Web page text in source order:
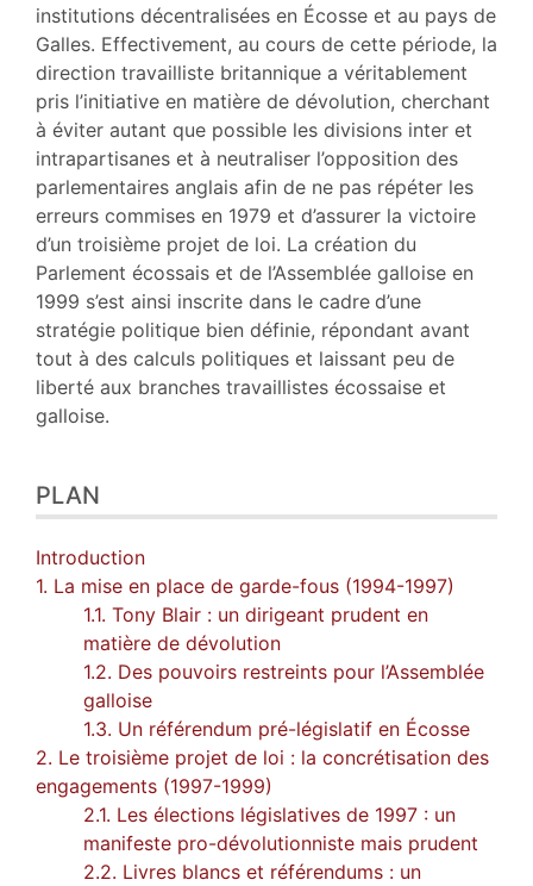
institutions décentralisées en Écosse et au pays de
Galles. Effectivement, au cours de cette période, la
direction travailliste britannique a véritablement
pris l’initiative en matière de dévolution, cherchant
à éviter autant que possible les divisions inter et
intrapartisanes et à neutraliser l’opposition des
parlementaires anglais afin de ne pas répéter les
erreurs commises en 1979 et d’assurer la victoire
d’un troisième projet de loi. La création du
Parlement écossais et de l’Assemblée galloise en
1999 s’est ainsi inscrite dans le cadre d’une
stratégie politique bien définie, répondant avant
tout à des calculs politiques et laissant peu de
liberté aux branches travaillistes écossaise et
galloise.
PLAN
Introduction
1. La mise en place de garde-fous (1994-1997)
1.1. Tony Blair : un dirigeant prudent en
matière de dévolution
1.2. Des pouvoirs restreints pour l’Assemblée
galloise
1.3. Un référendum pré-législatif en Écosse
2. Le troisième projet de loi : la concrétisation des
engagements (1997-1999)
2.1. Les élections législatives de 1997 : un
manifeste pro-dévolutionniste mais prudent
2.2. Livres blancs et référendums : un